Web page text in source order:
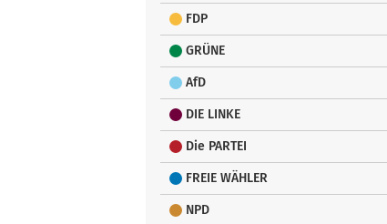
FDP
GRÜNE
AfD
DIE LINKE
Die PARTEI
FREIE WÄHLER
NPD